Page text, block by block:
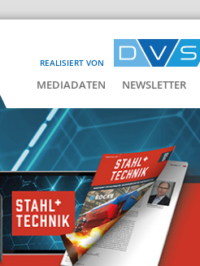
REALISIERT VON
MEDIADATEN NEWSLETTER